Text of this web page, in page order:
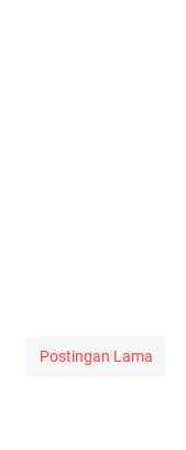
Postingan Lama